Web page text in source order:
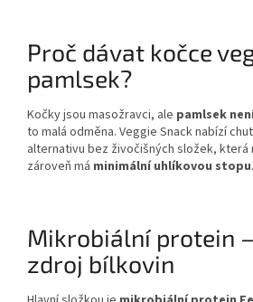
Proč dávat kočce
pamlsek?
Kočky jsou masožravci, ale pamlsek
to malá odměna. Veggie Snack nabízí
alternativu bez živočišných složek, která
zároveň má minimální uhlíkovou stopu.
Mikrobiální protein
zdroj bílkovin